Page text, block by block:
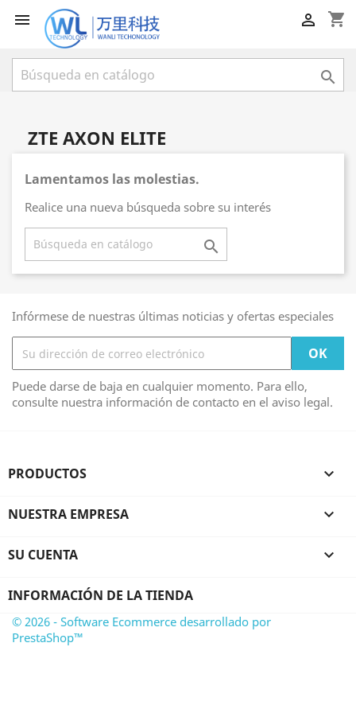
 shopping_cart


ZTE AXON ELITE
Lamentamos las molestias.
Realice una nueva búsqueda sobre su interés

Infórmese de nuestras últimas noticias y ofertas especiales
Puede darse de baja en cualquier momento. Para ello,
consulte nuestra información de contacto en el aviso legal.
PRODUCTOS 
NUESTRA EMPRESA 
SU CUENTA 
INFORMACIÓN DE LA TIENDA
© 2026 - Software Ecommerce desarrollado por
PrestaShop™